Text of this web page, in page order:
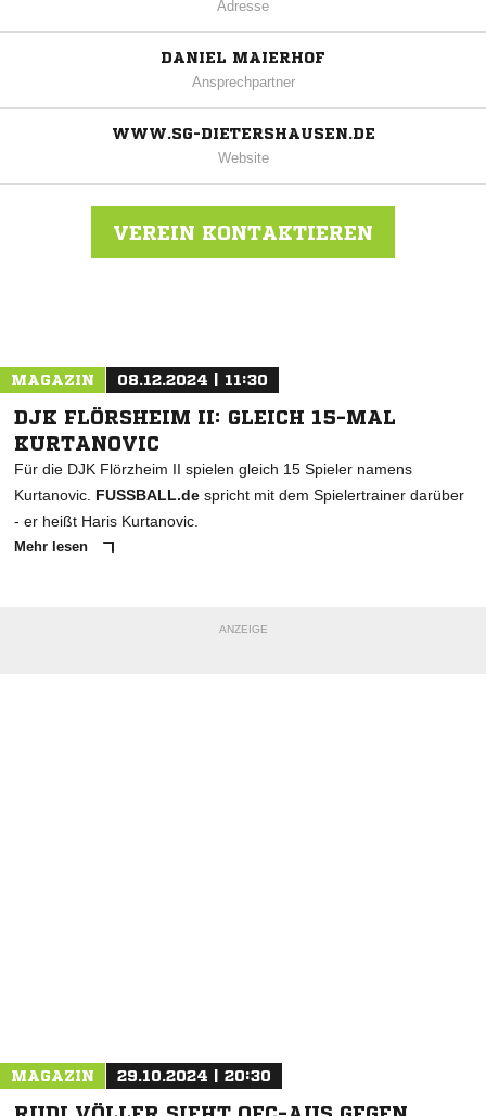
Adresse
DANIEL MAIERHOF
Ansprechpartner
WWW.SG-DIETERSHAUSEN.DE
Website
VEREIN KONTAKTIEREN
MAGAZIN 08.12.2024 | 11:30
DJK FLÖRSHEIM II: GLEICH 15-MAL
KURTANOVIC
Für die DJK Flörzheim II spielen gleich 15 Spieler namens
Kurtanovic. FUSSBALL.de spricht mit dem Spielertrainer darüber
- er heißt Haris Kurtanovic.
Mehr lesen
ANZEIGE
MAGAZIN 29.10.2024 | 20:30